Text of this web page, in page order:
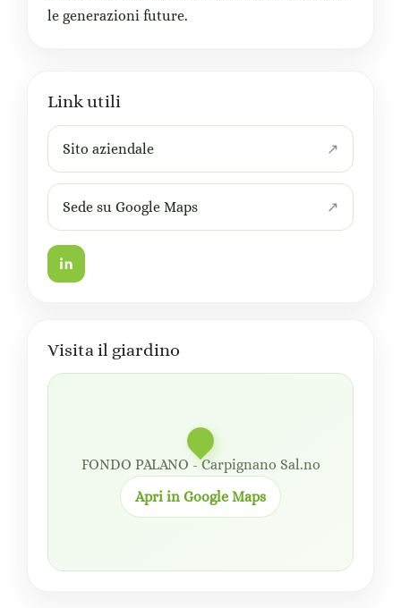
le generazioni future.
Link utili
Sito aziendale
Sede su Google Maps
Visita il giardino
FONDO PALANO - Carpignano Sal.no
Apri in Google Maps